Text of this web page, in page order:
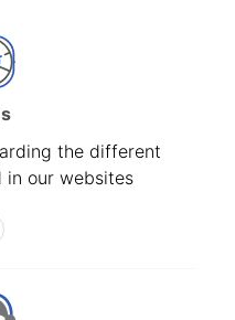
the different
in our websites